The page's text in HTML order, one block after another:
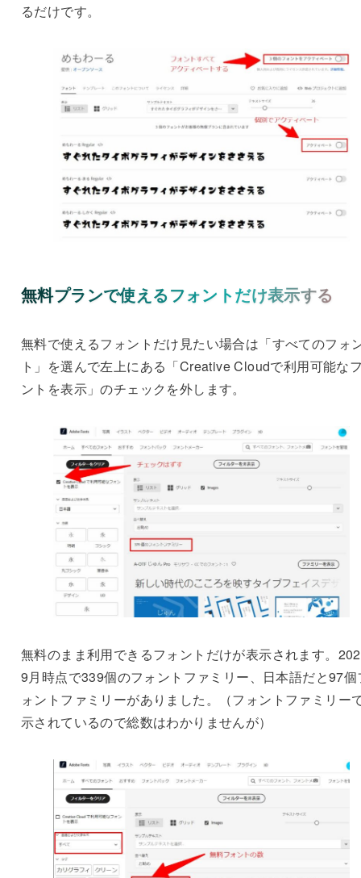
るだけです。
無料プランで使えるフォントだけ表示する
無料で使えるフォントだけ見たい場合は「すべてのフォ
ト」を選んで左上にある「Creative Cloudで利用可能な
ントを表示」のチェックを外します。
無料のまま利用できるフォントだけが表示されます。
9月時点で339個のフォントファミリー、日本語だと97個
ォントファミリーがありました。（フォントファミリー
示されているので総数はわかりませんが）